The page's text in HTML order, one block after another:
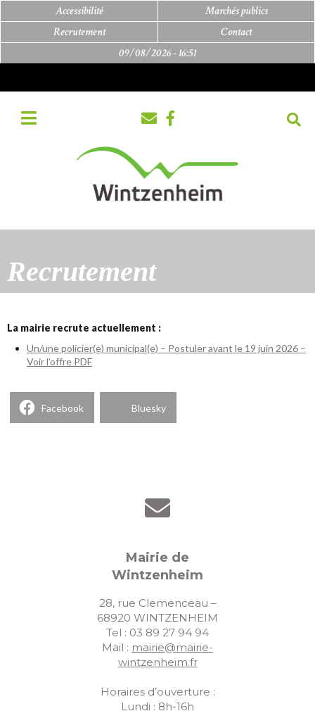
Accessibilité
Marchés publics
Recrutement
Contact
09/08/2026 -16:51
Recrutement
La mairie recrute actuellement :
Un/une policier(e) municipal(e) – Postuler avant le 19 juin 2026 –
Voir l’offre PDF
Facebook Bluesky
Mairie de
Wintzenheim
28, rue Clemenceau –
68920 WINTZENHEIM
Tel : 03 89 27 94 94
Mail : mairie@mairie-
wintzenheim.fr
Horaires d’ouverture :
Lundi : 8h-16h